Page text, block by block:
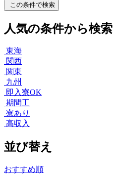
この条件で検索
人気の条件から検索
東海
関西
関東
九州
即入寮OK
期間工
寮あり
高収入
並び替え
おすすめ順